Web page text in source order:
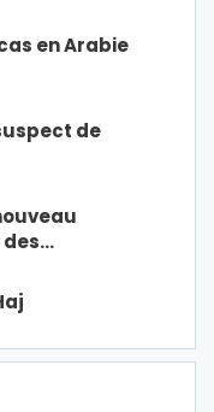
en Arabie
de
des…